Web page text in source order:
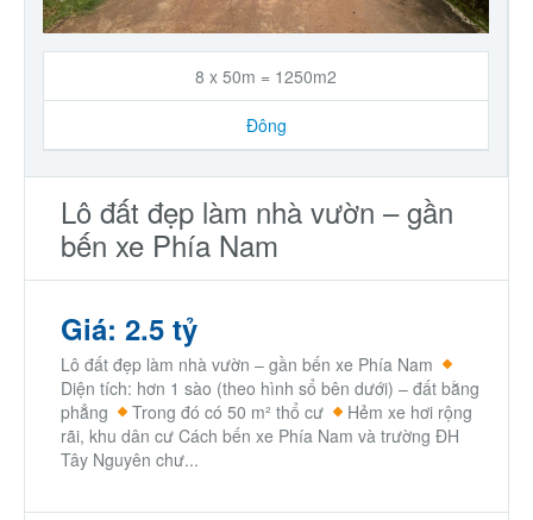
8 x 50m = 1250m2
Đông
Lô đất đẹp làm nhà vườn – gần
bến xe Phía Nam
Giá: 2.5 tỷ
Lô đất đẹp làm nhà vườn – gần bến xe Phía Nam
Diện tích: hơn 1 sào (theo hình sổ bên dưới) – đất bằng
phẳng
Trong đó có 50 m² thổ cư
Hẻm xe hơi rộng
rãi, khu dân cư Cách bến xe Phía Nam và trường ĐH
Tây Nguyên chư...